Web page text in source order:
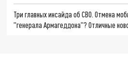
Три главных инсайда об СВО. Отмена
"генерала Армагеддона"? Отличные